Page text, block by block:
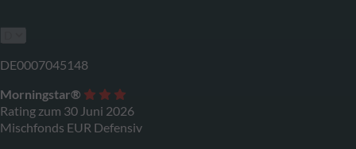
DE0007045148
Morningstar®
Rating zum 30 Juni 2026
Mischfonds EUR Defensiv